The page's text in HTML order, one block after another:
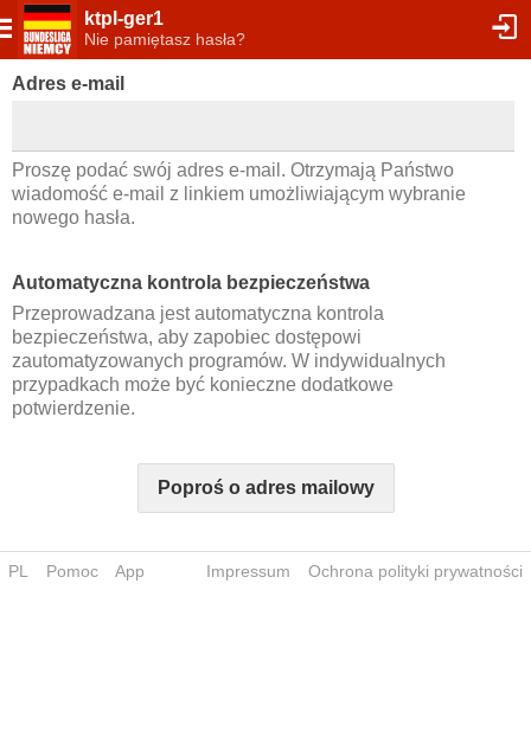
ktpl-ger1
Nie pamiętasz hasła?
Adres e-mail
Proszę podać swój adres e-mail. Otrzymają Państwo
wiadomość e-mail z linkiem umożliwiającym wybranie
nowego hasła.
Automatyczna kontrola bezpieczeństwa
Przeprowadzana jest automatyczna kontrola
bezpieczeństwa, aby zapobiec dostępowi
zautomatyzowanych programów. W indywidualnych
przypadkach może być konieczne dodatkowe
potwierdzenie.
Poproś o adres mailowy
PL Pomoc App Impressum Ochrona polityki prywatności